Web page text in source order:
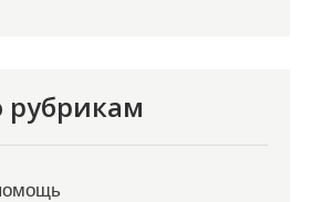
рубрикам